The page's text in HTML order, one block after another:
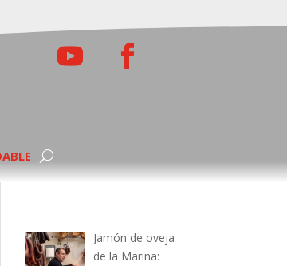
Jamón de oveja
de la Marina: